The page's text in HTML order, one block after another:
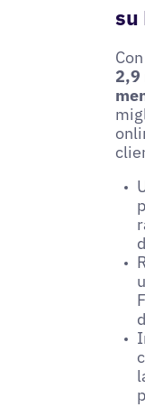
su